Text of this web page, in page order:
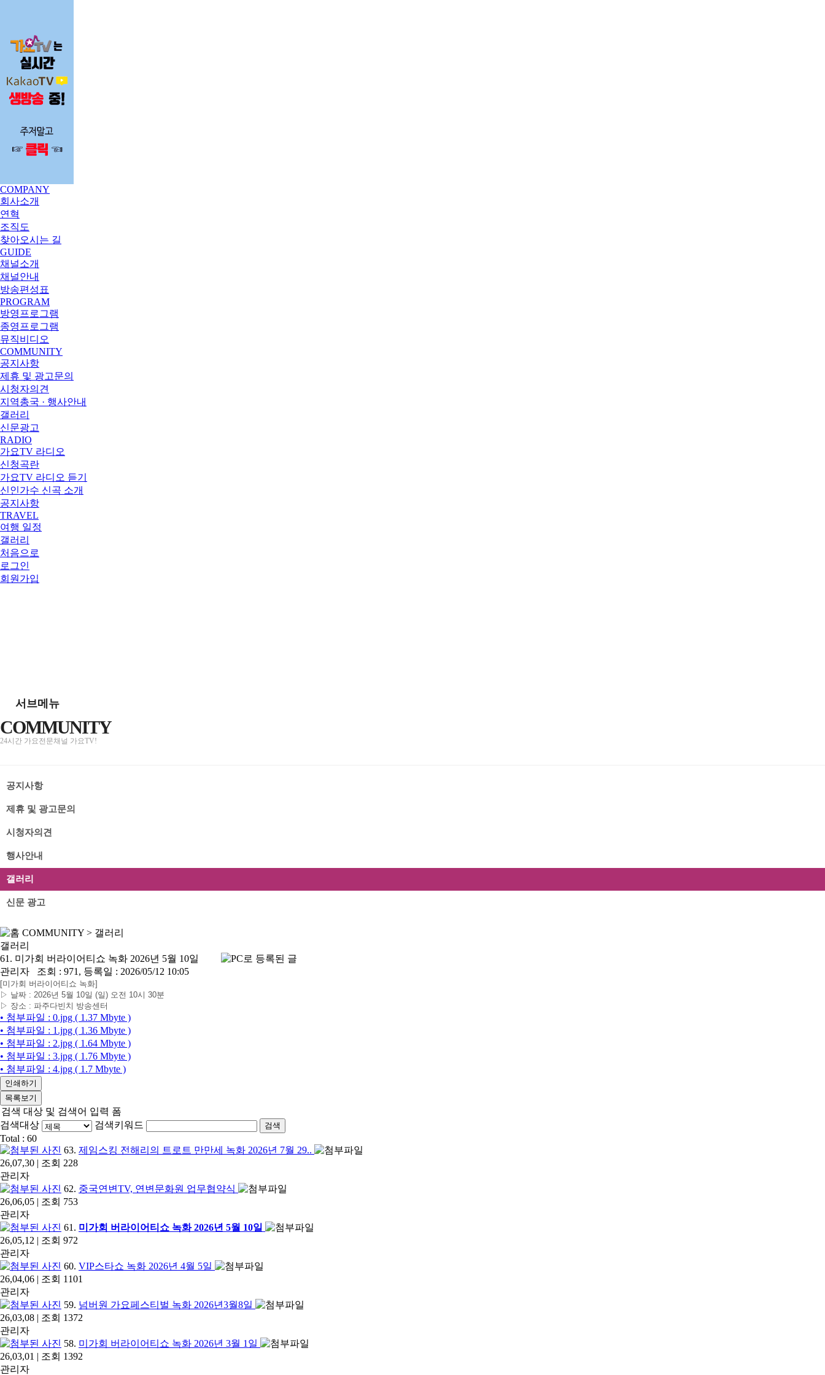
COMPANY
회사소개
연혁
조직도
찾아오시는 길
GUIDE
채널소개
채널안내
방송편성표
PROGRAM
방영프로그램
종영프로그램
뮤직비디오
COMMUNITY
공지사항
제휴 및 광고문의
시청자의견
지역총국 · 행사안내
갤러리
신문광고
RADIO
가요TV 라디오
신청곡란
가요TV 라디오 듣기
신인가수 신곡 소개
공지사항
TRAVEL
여행 일정
갤러리
처음으로
로그인
회원가입
서브메뉴
COMMUNITY
24시간 가요전문채널 가요TV!
공지사항
제휴 및 광고문의
시청자의견
행사안내
갤러리
신문 광고
COMMUNITY > 갤러리
갤러리
61. 미가회 버라이어티쇼 녹화 2026년 5월 10일
관리자 조회 : 971, 등록일 : 2026/05/12 10:05
[미가회 버라이어티쇼 녹화]
▷ 날짜 : 2026년 5월 10일 (일) 오전 10시 30분
▷ 장소 : 파주다빈치 방송센터
• 첨부파일 : 0.jpg ( 1.37 Mbyte )
• 첨부파일 : 1.jpg ( 1.36 Mbyte )
• 첨부파일 : 2.jpg ( 1.64 Mbyte )
• 첨부파일 : 3.jpg ( 1.76 Mbyte )
• 첨부파일 : 4.jpg ( 1.7 Mbyte )
인쇄하기
목록보기
검색 대상 및 검색어 입력 폼
검색대상
검색키워드 검색
Total : 60
63. 제임스킹 전해리의 트로트 만만세 녹화 2026년 7월 29..
26,07,30 | 조회 228
관리자
62. 중국연변TV, 연변문화원 업무협약식
26,06,05 | 조회 753
관리자
61. 미가회 버라이어티쇼 녹화 2026년 5월 10일
26,05,12 | 조회 972
관리자
60. VIP스타쇼 녹화 2026년 4월 5일
26,04,06 | 조회 1101
관리자
59. 넘버원 가요페스티벌 녹화 2026년3월8일
26,03,08 | 조회 1372
관리자
58. 미가회 버라이어티쇼 녹화 2026년 3월 1일
26,03,01 | 조회 1392
관리자